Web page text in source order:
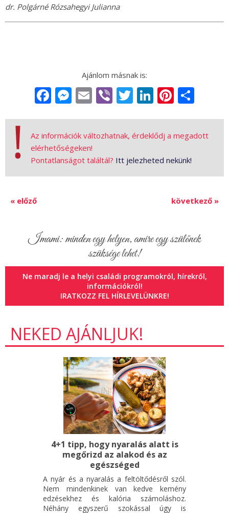
dr. Polgárné Rózsahegyi Julianna
Facebook
Messenger
EmailViberTwitter
LinkedIn
Az információk változhatnak, érdeklődj a megadott
elérhetőségeken!
Pontatlanságot találtál? Itt jelezheted nekünk!
« előző következő »
Imami: minden egy helyen, amire egy szülőnek
szüksége lehet!
Ne maradj le a helyi családi programokról, hírekről,
információkról!
IRATKOZZ FEL HÍRLEVELÜNKRE!
NEKED AJÁNLJUK!
4+1 tipp, hogy nyaralás alatt is
megőrizd az alakod és az
egészséged
A nyár és a nyaralás a feltöltődésről szól.
Nem mindenkinek van kedve kemény
edzésekhez és kalória számoláshoz.
Néhány egyszerű szokással úgy is